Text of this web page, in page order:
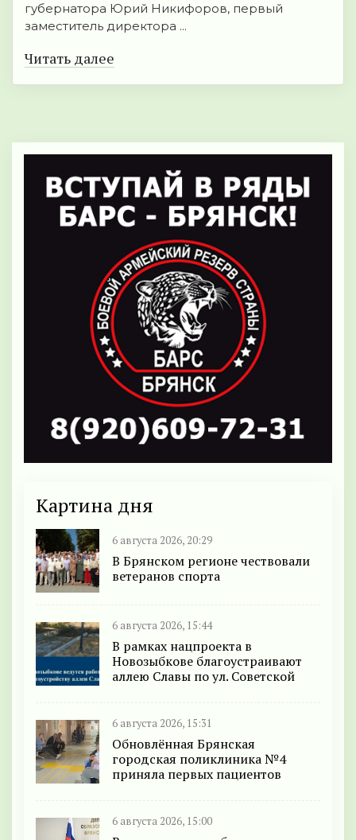
губернатора Юрий Никифоров, первый
заместитель директора ...
Читать далее
Картина дня
6 августа 2026, 20:29
В Брянском регионе чествовали
ветеранов спорта
6 августа 2026, 15:44
В рамках нацпроекта в
Новозыбкове благоустраивают
аллею Славы по ул. Советской
6 августа 2026, 15:31
Обновлённая Брянская
городская поликлиника №4
приняла первых пациентов
6 августа 2026, 15:00